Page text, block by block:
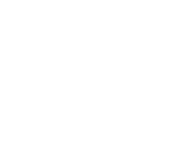
να τη σύρετε με τα δάχτυλα.